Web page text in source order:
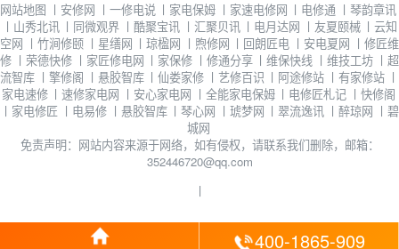
网站地图 丨 安修网 丨 一修电说 丨 家电保姆 丨 家速电修网 丨 电修通 丨琴韵章讯
丨 山秀北讯 丨 同微观界 丨 酷聚宝讯 丨 汇聚贝讯 丨 电月达网 丨 友夏颐械 丨云知
空网 丨 竹涧修颐 丨 星缮网 丨琼楹网 丨 煦修网 丨 回朗匠电 丨 安电夏网 丨 修匠维
修 丨 荣德快修 丨 家匠修电网 丨 家保修 丨 修通分享 丨维保快线 丨维技工坊 丨 超
流智库 丨 擎修阁 丨 悬胶智库 丨仙娄家修 丨 艺修百识 丨 阿途修站 丨 有家修站 丨
家电速修 丨 速修家电网 丨 安心家电网 丨 全能家电保姆 丨 电修匠札记 丨 快修阁
丨 家电修匠 丨 电易修 丨 悬胶智库 丨琴心网 丨 琥梦网 丨翠流逸讯 丨醉琼网 丨 碧
城网
免责声明：网站内容来源于网络，如有侵权，请联系我们删除，邮箱：
352446720@qq.com
丨
400-1865-909